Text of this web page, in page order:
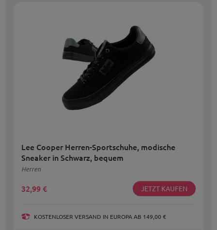
Lee Cooper Herren-Sportschuhe, modische
Sneaker in Schwarz, bequem
Herren
32,99 € JETZT KAUFEN
KOSTENLOSER VERSAND IN EUROPA AB 149,00 €